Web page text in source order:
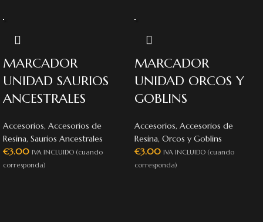
MARCADOR
UNIDAD SAURIOS
ANCESTRALES
Accesorios, Accesorios de
Resina, Saurios Ancestrales
€3.00 IVA INCLUIDO (cuando
corresponda)
MARCADOR
UNIDAD ORCOS Y
GOBLINS
Accesorios, Accesorios de
Resina, Orcos y Goblins
€3.00 IVA INCLUIDO (cuando
corresponda)